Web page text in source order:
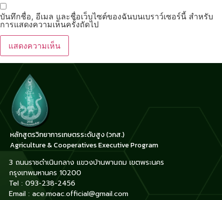
บันทึกชื่อ, อีเมล และชื่อเว็บไซต์ของฉันบนเบราว์เซอร์นี้ สำหรับ
การแสดงความเห็นครั้งถัดไป
หลักสูตรวิทยาการเกษตรระดับสูง (วกส.)
Agriculture & Cooperatives Executive Program
3 ถนนราชดำเนินกลาง แขวงบ้านพานถม เขตพระนคร
กรุงเทพมหานคร 10200
Tel : 093-238-2456
Email : ace.moac.official@gmail.com